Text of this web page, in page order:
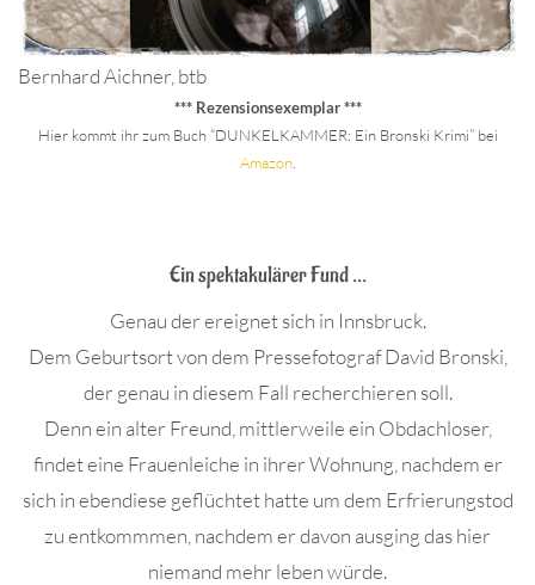
Bernhard Aichner, btb
*** Rezensionsexemplar ***
Hier kommt ihr zum Buch “DUNKELKAMMER: Ein Bronski Krimi” bei
Amazon.
Ein spektakulärer Fund …
Genau der ereignet sich in Innsbruck.
Dem Geburtsort von dem Pressefotograf David Bronski,
der genau in diesem Fall recherchieren soll.
Denn ein alter Freund, mittlerweile ein Obdachloser,
findet eine Frauenleiche in ihrer Wohnung, nachdem er
sich in ebendiese geflüchtet hatte um dem Erfrierungstod
zu entkommmen, nachdem er davon ausging das hier
niemand mehr leben würde.